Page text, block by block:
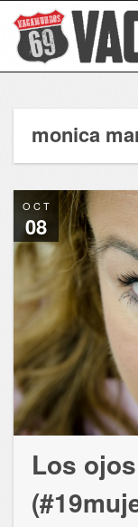
monica
OCT
08
Los